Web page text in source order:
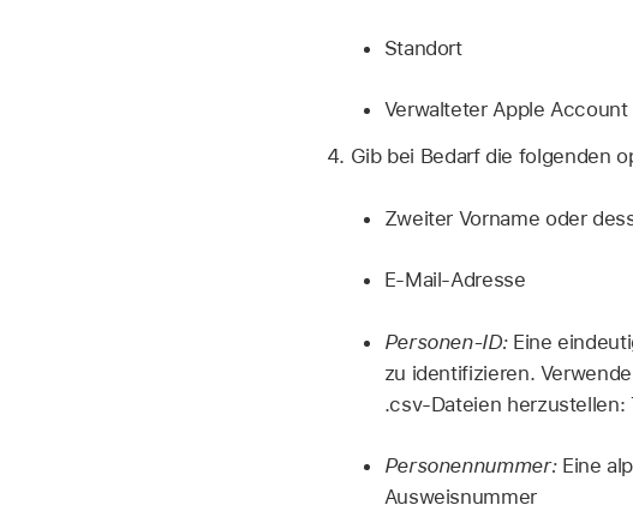
Standort
Verwalteter Apple Account
Gib bei Bedarf die folgenden
Zweiter Vorname oder
E‑Mail-Adresse
Personen-ID:Eine
zu identifizieren.
.csv-Dateien herzustellen:
Personennummer:Eine
Ausweisnummer